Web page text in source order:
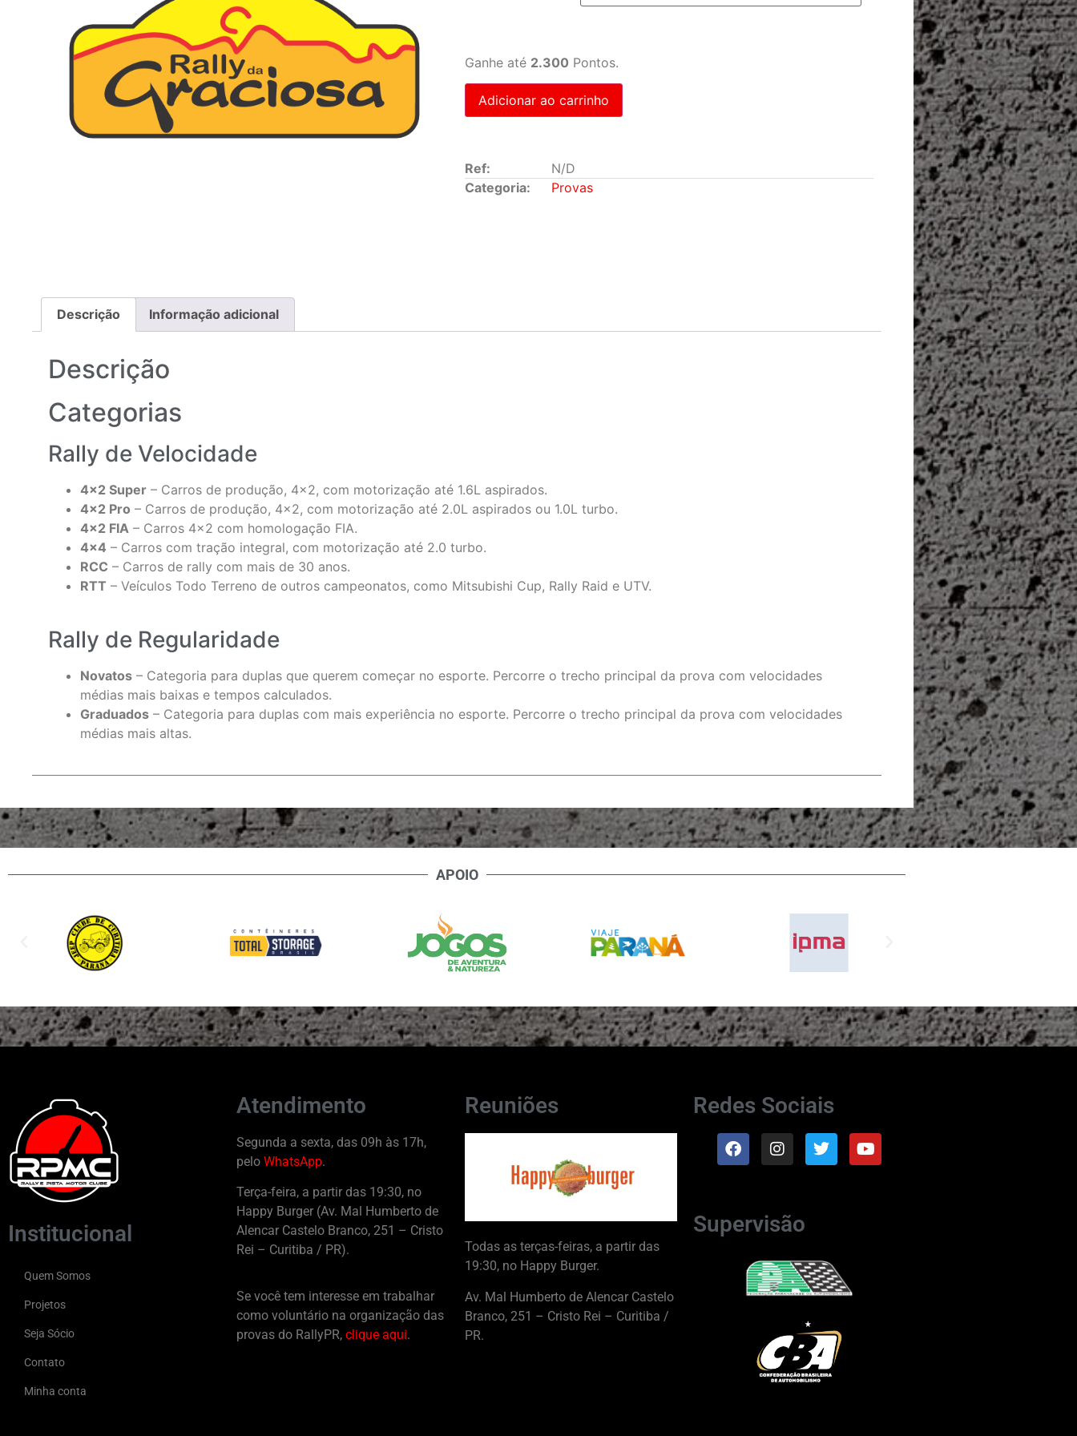
Ganhe até 2.300 Pontos.
Adicionar ao carrinho
Ref:
N/D
Categoria:
Provas
Descrição Informação adicional
Descrição
Categorias
Rally de Velocidade
4×2 Super – Carros de produção, 4×2, com motorização até 1.6L aspirados.
4×2 Pro – Carros de produção, 4×2, com motorização até 2.0L aspirados ou 1.0L turbo.
4×2 FIA – Carros 4×2 com homologação FIA.
4×4 – Carros com tração integral, com motorização até 2.0 turbo.
RCC – Carros de rally com mais de 30 anos.
RTT – Veículos Todo Terreno de outros campeonatos, como Mitsubishi Cup, Rally Raid e UTV.
Rally de Regularidade
Novatos – Categoria para duplas que querem começar no esporte. Percorre o trecho principal da prova com velocidades
médias mais baixas e tempos calculados.
Graduados – Categoria para duplas com mais experiência no esporte. Percorre o trecho principal da prova com velocidades
médias mais altas.
APOIO
Institucional
Quem Somos
Projetos
Seja Sócio
Contato
Minha conta
Atendimento
Segunda a sexta, das 09h às 17h,
pelo WhatsApp.
Terça-feira, a partir das 19:30, no
Happy Burger (Av. Mal Humberto de
Alencar Castelo Branco, 251 – Cristo
Rei – Curitiba / PR).
Se você tem interesse em trabalhar
como voluntário na organização das
provas do RallyPR, clique aqui.
Reuniões
Todas as terças-feiras, a partir das
19:30, no Happy Burger.
Av. Mal Humberto de Alencar Castelo
Branco, 251 – Cristo Rei – Curitiba /
PR.
Redes Sociais
Supervisão